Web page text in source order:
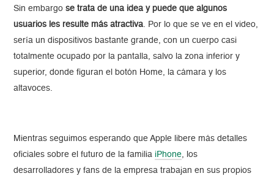
Sin embargose trata de una idea y puede que algunos
usuarios les resulte más atractiva. Por lo que se ve en el video,
sería un dispositivos bastante grande, con un cuerpo casi
totalmente ocupado por la pantalla, salvo la zona inferior y
superior, donde figuran el botón Home, la cámara y los
altavoces.
Mientras seguimos esperando que Apple libere más detalles
oficiales sobre el futuro de la familiaiPhone, los
desarrolladores y fans de la empresa trabajan en sus propios